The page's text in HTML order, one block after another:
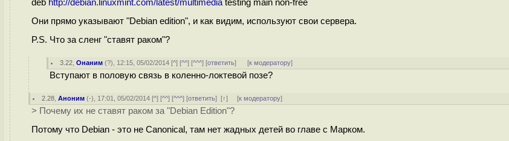
deb http://debian.linuxmint.com/latest/multimedia testing main non-free
Они прямо указывают "Debian edition", и как видим, используют свои сервера.
P.S. Что за сленг "ставят раком"?
3.22 ,Онаним (?), 12:15, 05/02/2014 [^] [^^] [^^^] [ответить] [к модератору]
Вступают в половую связь в коленно-локтевой позе?
2.28 ,Аноним (-), 17:01, 05/02/2014 [^] [^^] [^^^] [ответить][↑] [к модератору]
> Почему их не ставят раком за "Debian Edition"?
Потому что Debian - это не Canonical, там нет жадных детей во главе с Марком.